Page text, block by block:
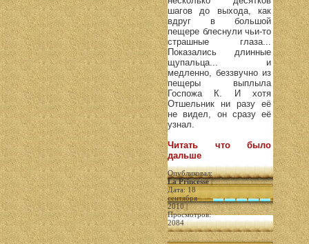
шагов до выхода, как
вдруг в большой
пещере блеснули чьи-то
страшные глаза...
Показались длинные
щупальца... и
медленно, беззвучно из
пещеры выплыла
Госпожа К. И хотя
Отшельник ни разу её
не видел, он сразу её
узнал.
Читать что было
дальше
Опубликовал:
La Princesse|
Дата: 18
сентября
2010 |
Просмотров:
2084